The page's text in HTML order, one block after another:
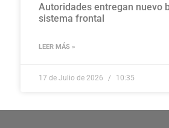
Autoridades entregan nuevo
sistema frontal
LEER MÁS »
17 de Julio de 2026 10:35